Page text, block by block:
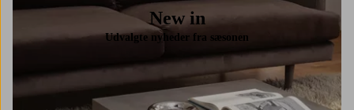
New in
Udvalgte nyheder fra sæsonen